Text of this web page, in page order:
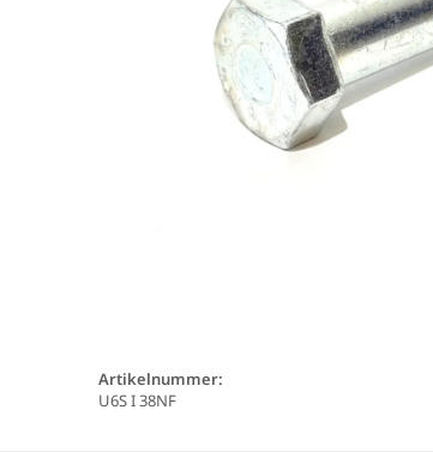
Artikelnummer:
U6S I 38NF